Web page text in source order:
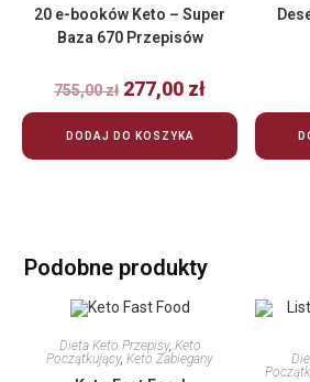
20 e-booków Keto – Super
Baza 670 Przepisów
755,00zł 277,00 zł
DODAJ DO KOSZYKA
Podobne produkty
Dieta Keto Przepisy, Keto
Początkujący,Keto Zabiegany